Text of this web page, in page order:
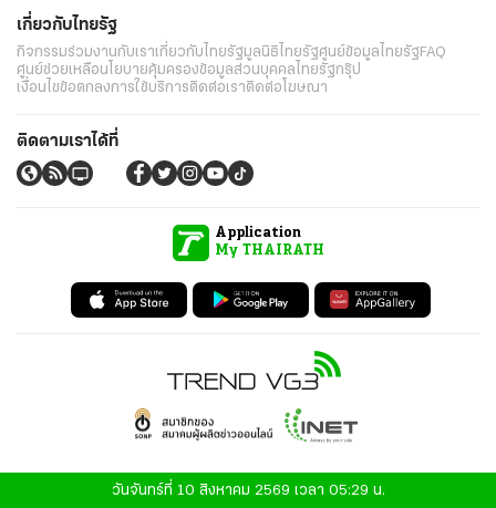
เกี่ยวกับไทยรัฐ
กิจกรรมร่วมงานกับเราเกี่ยวกับไทยรัฐมูลนิธิไทยรัฐศูนย์ข้อมูลไทยรัฐFAQ
ศูนย์ช่วยเหลือนโยบายคุ้มครองข้อมูลส่วนบุคคลไทยรัฐกรุ๊ป
เงื่อนไขข้อตกลงการใช้บริการติดต่อเราติดต่อโฆษณา
ติดตามเราได้ที่
Application
My THAIRATH
วันจันทร์ที่ 10 สิงหาคม 2569 เวลา 05:29 น.